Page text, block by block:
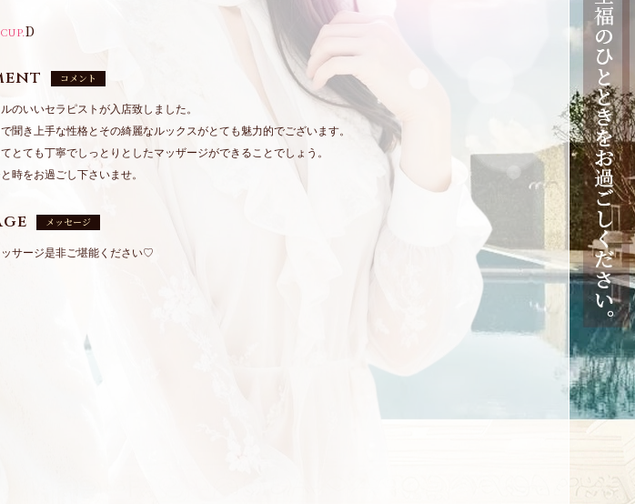
CUP.D
コメント
のいいセラピストが入店致しました。
聞き上手な性格とその綺麗なルックスがとても魅力的でございます。
とても丁寧でしっとりとしたマッザージができることでしょう。
時をお過ごし下さいませ。
メッセージ
サージ是非ご堪能ください♡